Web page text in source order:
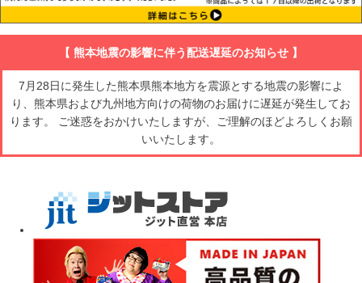
【 熊本地震の影響に伴う配送遅延のお知らせ 】
7月28日に発生した熊本県熊本地方を震源とする地震の影響によ
り、熊本県および九州地方向けの荷物のお届けに遅延が発生してお
ります。 ご迷惑をおかけいたしますが、ご理解のほどよろしくお願
いいたします。